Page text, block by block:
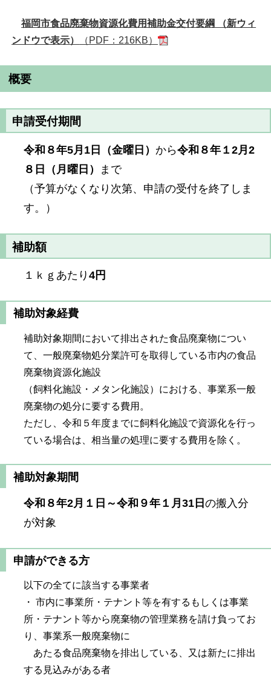
福岡市食品廃棄物資源化費用補助金交付要綱 （新ウィ
ンドウで表示）
（PDF：216KB）
概要
申請受付期間
令和８年5月1日（金曜日）から令和８年１2月2
８日（月曜日）
まで
（予算がなくなり次第、申請の受付を終了しま
す。）
補助額
１ｋｇあたり4円
補助対象経費
補助対象期間において排出された食品廃棄物につい
て、一般廃棄物処分業許可を取得している市内の食品
廃棄物資源化施設
（飼料化施設・メタン化施設）における、事業系一般
廃棄物の処分に要する費用。
ただし、令和５年度までに飼料化施設で資源化を行っ
ている場合は、相当量の処理に要する費用を除く。
補助対象期間
令和８年2月１日～令和９年１月31日の搬入分
が対象
申請ができる方
以下の全てに該当する事業者
・ 市内に事業所・テナント等を有するもしくは事業
所・テナント等から廃棄物の管理業務を請け負ってお
り、事業系一般廃棄物に
あたる食品廃棄物を排出している、又は新たに排出
する見込みがある者